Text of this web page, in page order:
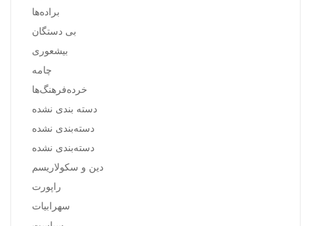
براده‌ها
بی دستگان
بیشعوری
چامه
خرده‌فرهنگ‌ها
دسته بندی نشده
دسته‌بندی نشده
دسته‌بندی نشده
دین و سکولاریسم
راپورت
سهرابیات